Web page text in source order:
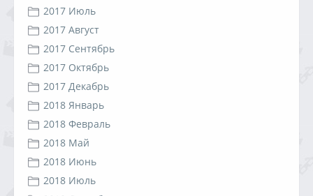
2017 Июль
2017 Август
2017 Сентябрь
2017 Октябрь
2017 Декабрь
2018 Январь
2018 Февраль
2018 Май
2018 Июнь
2018 Июль